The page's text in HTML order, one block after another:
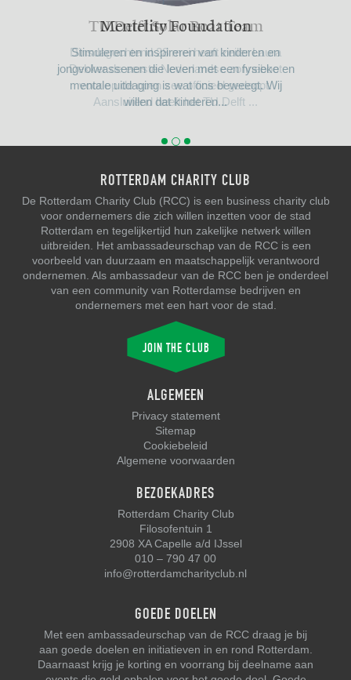
TU Delft Solar Boat Team
Mentelity Foundation
Stimuleren en inspireren van kinderen en
jongvolwassenen die leven met een fysieke en
mentale uitdaging is wat ons beweegt. Wij
willen dat kinderen...
DMRC
ROTTERDAM CHARITY CLUB
De Rotterdam Charity Club (RCC) is een business charity club
voor ondernemers die zich willen inzetten voor de stad
Rotterdam en tegelijkertijd hun zakelijke netwerk willen
uitbreiden. Het ambassadeurschap van de RCC is een
voorbeeld van duurzaam en maatschappelijk verantwoord
ondernemen. Als ambassadeur van de RCC ben je onderdeel
van een community van Rotterdamse bedrijven en
ondernemers met een hart voor de stad.
JOIN THE CLUB
ALGEMEEN
Privacy statement
Sitemap
Cookiebeleid
Algemene voorwaarden
BEZOEKADRES
Rotterdam Charity Club
Filosofentuin 1
2908 XA Capelle a/d IJssel
010 – 790 47 00
info@rotterdamcharityclub.nl
GOEDE DOELEN
Met een ambassadeurschap van de RCC draag je bij
aan goede doelen en initiatieven in en rond Rotterdam.
Daarnaast krijg je korting en voorrang bij deelname aan